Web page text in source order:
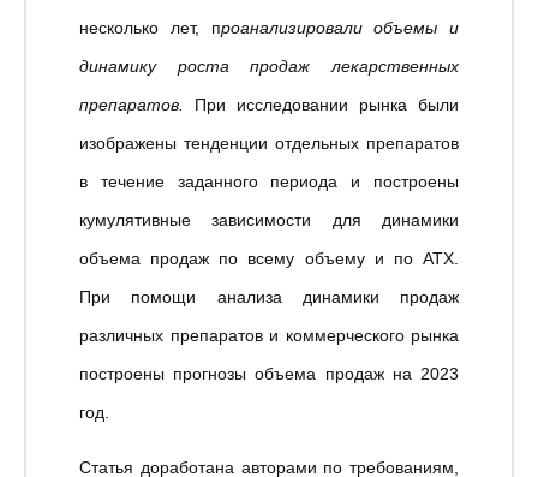
несколько лет, проанализировали объемы и
динамику роста продаж лекарственных
препаратов.
При исследовании рынка были
изображены тенденции отдельных препаратов
в течение заданного периода и построены
кумулятивные зависимости для динамики
объема продаж по всему объему и по АТХ.
При помощи анализа динамики продаж
различных препаратов и коммерческого рынка
построены прогнозы объема продаж на 2023
год.
Статья доработана авторами по требованиям,